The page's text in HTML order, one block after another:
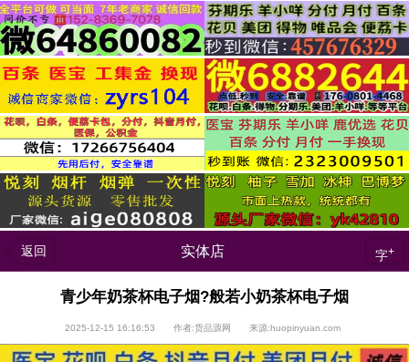
返回 实体店 字+
青少年奶茶杯电子烟?般若小奶茶杯电子烟
2025-12-15 16:16:53 作者:货品源网 来源:huopinyuan.com